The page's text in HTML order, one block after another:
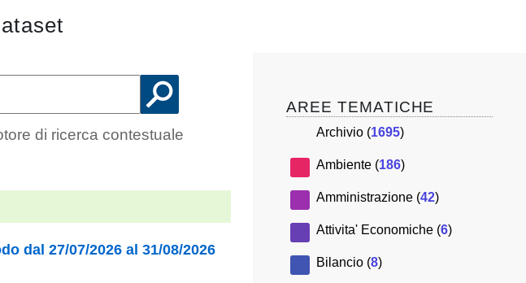
di ricerca contestuale
dal 27/07/2026 al 31/08/2026
AREE TEMATICHE
Archivio (1695)
Ambiente (186)
Amministrazione (42)
Attivita' Economiche (6)
Bilancio (8)